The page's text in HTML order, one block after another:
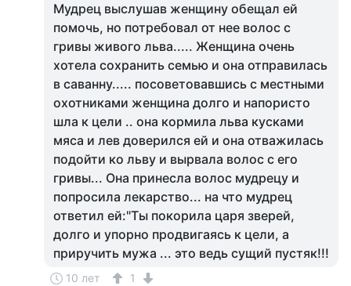
Мудрец выслушав женщину обещал ей
помочь, но потребовал от нее волос с
гривы живого льва..... Женщина очень
хотела сохранить семью и она отправилась
в саванну..... посоветовавшись с местными
охотниками женщина долго и напористо
шла к цели .. она кормила льва кусками
мяса и лев доверился ей и она отважилась
подойти ко льву и вырвала волос с его
гривы... Она принесла волос мудрецу и
попросила лекарство... на что мудрец
ответил ей:"Ты покорила царя зверей,
долго и упорно продвигаясь к цели, а
приручить мужа ... это ведь сущий пустяк!!!
10 лет 1